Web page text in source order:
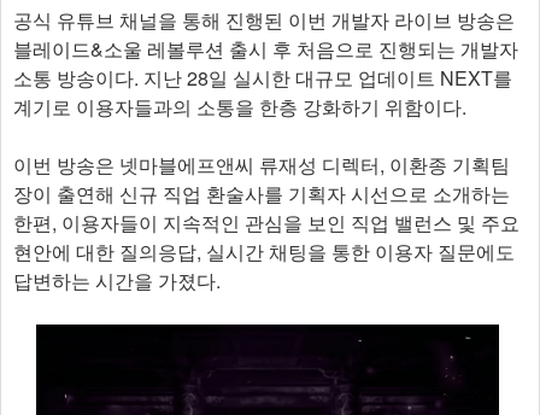
공식 유튜브 채널을 통해 진행된 이번 개발자 라이브 방송은
블레이드&소울 레볼루션 출시 후 처음으로 진행되는 개발자
소통 방송이다. 지난 28일 실시한 대규모 업데이트 NEXT를
계기로 이용자들과의 소통을 한층 강화하기 위함이다.
이번 방송은 넷마블에프앤씨 류재성 디렉터, 이환종 기획팀
장이 출연해 신규 직업 환술사를 기획자 시선으로 소개하는
한편, 이용자들이 지속적인 관심을 보인 직업 밸런스 및 주요
현안에 대한 질의응답, 실시간 채팅을 통한 이용자 질문에도
답변하는 시간을 가졌다.